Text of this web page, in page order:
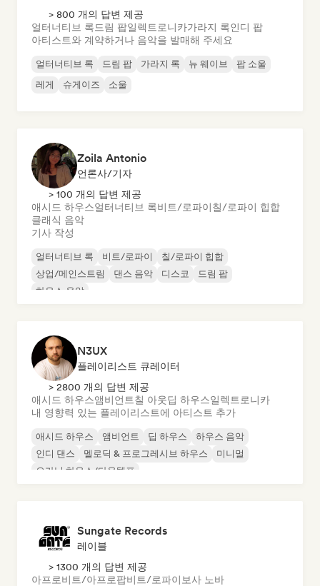
> 800 개의 답변 제공
얼터너티브 록드림 팝일렉트로니카가라지 록인디 팝
아티스트와 계약하거나 음악을 발매해 주세요
얼터너티브 록 드림 팝 가라지 록 뉴 웨이브
팝 소울
레게
슈게이즈 소울
Zoila Antonio
언론사/기자
> 100 개의 답변 제공
애시드 하우스얼터너티브 록비트/로파이칠/로파이 힙합
클래식 음악
기사 작성
얼터너티브 록 비트/로파이
칠/로파이 힙합
상업/메인스트림
댄스 음악 디스코
드림 팝
하우스 음악
N3UX
플레이리스트 큐레이터
> 2800 개의 답변 제공
애시드 하우스앰비언트칠 아웃딥 하우스일렉트로니카
내 영향력 있는 플레이리스트에 아티스트 추가
애시드 하우스 앰비언트 딥 하우스
하우스 음악
인디 댄스
멜로딕 & 프로그레시브 하우스
미니멀
오가닉 하우스/다운템포
Sungate Records
레이블
> 1300 개의 답변 제공
아프로비트/아프로팝비트/로파이 보사 노바